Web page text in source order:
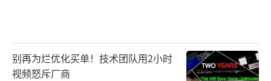
别再为烂优化买单！技术团队用2小时
视频怒斥厂商